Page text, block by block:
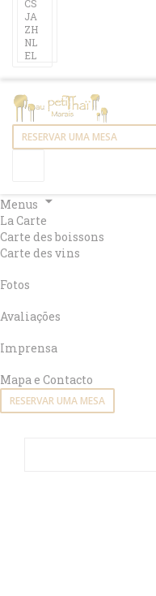
CS
JA
ZH
NL
EL
RESERVAR UMA MESA
Menus
La Carte
Carte des boissons
Carte des vins
Fotos
Avaliações
Imprensa
Mapa e Contacto
RESERVAR UMA MESA